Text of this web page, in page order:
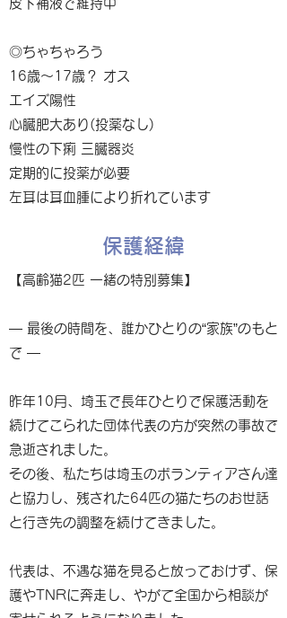
皮下補液で維持中
◎ちゃちゃろう
16歳〜17歳？ オス
エイズ陽性
心臓肥大あり(投薬なし)
慢性の下痢 三臓器炎
定期的に投薬が必要
左耳は耳血腫により折れています
保護経緯
【高齢猫2匹 一緒の特別募集】
— 最後の時間を、誰かひとりの“家族”のもと
で —
昨年10月、埼玉で長年ひとりで保護活動を
続けてこられた団体代表の方が突然の事故で
急逝されました。
その後、私たちは埼玉のボランティアさん達
と協力し、残された64匹の猫たちのお世話
と行き先の調整を続けてきました。
代表は、不遇な猫を見ると放っておけず、保
護やTNRに奔走し、やがて全国から相談が